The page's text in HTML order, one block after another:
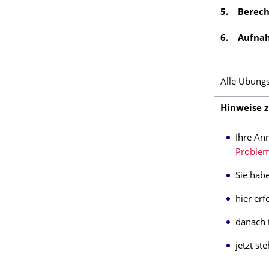
5.
6.
Alle
Hinweise
Ihre
Sie
hier
danach
jetzt